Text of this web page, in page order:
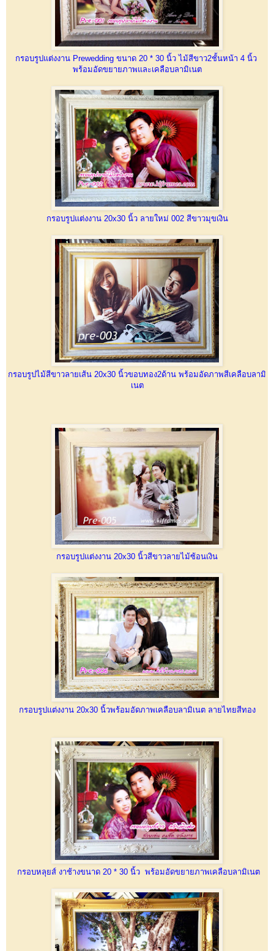
กรอบรูปแต่งงาน Prewedding ขนาด 20 * 30 นิ้ว ไม้สีขาว2ชั้นหน้า 4 นิ้ว
พร้อมอัดขยายภาพและเคลือบลามิเนต
กรอบรูปแต่งงาน 20x30 นิ้ว ลายใหม่ 002 สีขาวมุขเงิน
กรอบรูปไม้สีขาวลายเส้น 20x30 นิ้วขอบทอง2ด้าน พร้อมอัดภาพสีเคลือบลามิ
เนต
กรอบรูปแต่งงาน 20x30 นิ้วสีขาวลายไม้ซ้อนเงิน
กรอบรูปแต่งงาน 20x30 นิ้วพร้อมอัดภาพเคลือบลามิเนต ลายไทยสีทอง
กรอบหลุยส์ งาช้างขนาด 20 * 30 นิ้ว พร้อมอัดขยายภาพเคลือบลามิเนต